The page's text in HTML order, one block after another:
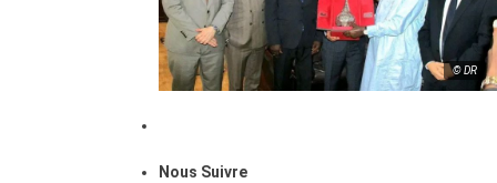
© DR
Nous Suivre